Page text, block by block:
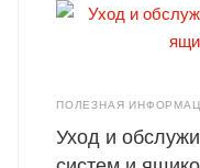
ПОЛЕЗНАЯ
Уход и